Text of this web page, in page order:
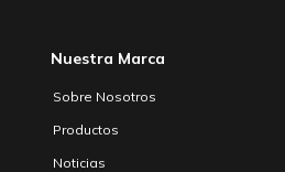
Nuestra Marca
Sobre Nosotros
Productos
Noticias